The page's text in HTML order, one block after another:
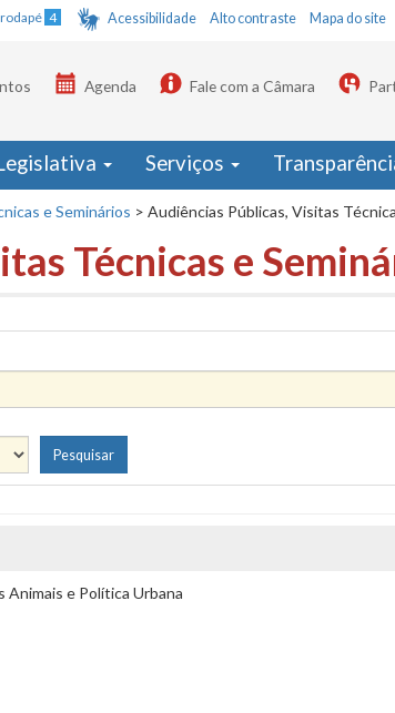
4 Acessibilidade Alto contraste Mapa do site
Agenda Fale com a Câmara
Serviços
e Seminários > Audiências Públicas, Visitas
Técnicas e
e Política Urbana